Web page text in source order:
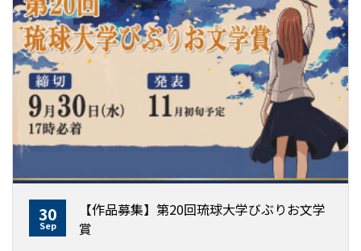
30
Sep
【作品募集】第20回琉球大学びぶりお文学
賞